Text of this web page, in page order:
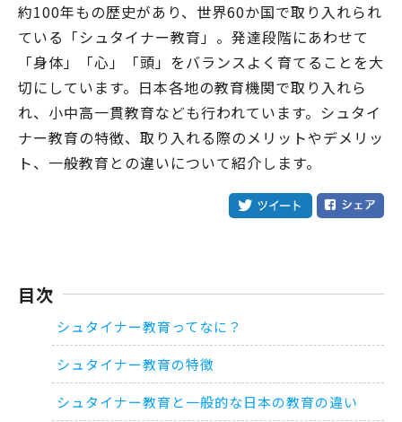
約100年もの歴史があり、世界60か国で取り入れられ
ている「シュタイナー教育」。発達段階にあわせて
「身体」「心」「頭」をバランスよく育てることを大
切にしています。日本各地の教育機関で取り入れら
れ、小中高一貫教育なども行われています。シュタイ
ナー教育の特徴、取り入れる際のメリットやデメリッ
ト、一般教育との違いについて紹介します。
目次
シュタイナー教育ってなに？
シュタイナー教育の特徴
シュタイナー教育と一般的な日本の教育の違い